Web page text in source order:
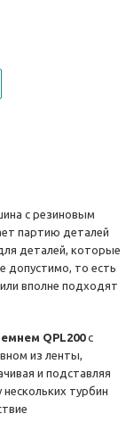
с резиновым
партию деталей
деталей, которые
допустимо, то есть
вполне подходят
QPL200с
из ленты,
и подставляя
турбин